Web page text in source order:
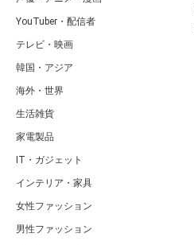
YouTuber・配信者
テレビ・映画
韓国・アジア
海外・世界
生活雑貨
家電製品
IT・ガジェット
インテリア・家具
女性ファッション
男性ファッション